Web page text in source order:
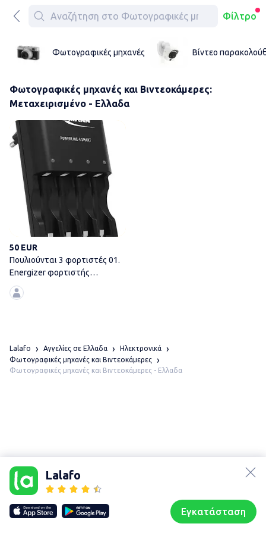
Φίλτρο
Φωτογραφικές μηχανές Βίντεο
Φωτογραφικές μηχανές και Βιντεοκάμερες:
Μεταχειρισμένο - Ελλαδα
50 EUR
Πουλιούνται 3 φορτιστές 01.
Energizer φορτιστής
μπαταριών AA &
Lalafo
Εγκατάσταση
Lalafo Αγγελίες σε Ελλαδα
Ηλεκτρονικά
Φωτογραφικές μηχανές και Βιντεοκάμερες
Φωτογραφικές μηχανές και Βιντεοκάμερες - Ελλαδα
Our websites
lalafo.kg
lalafo.rs
lalafo.pl
Sitemap
Συζητήσεις Προφίλ